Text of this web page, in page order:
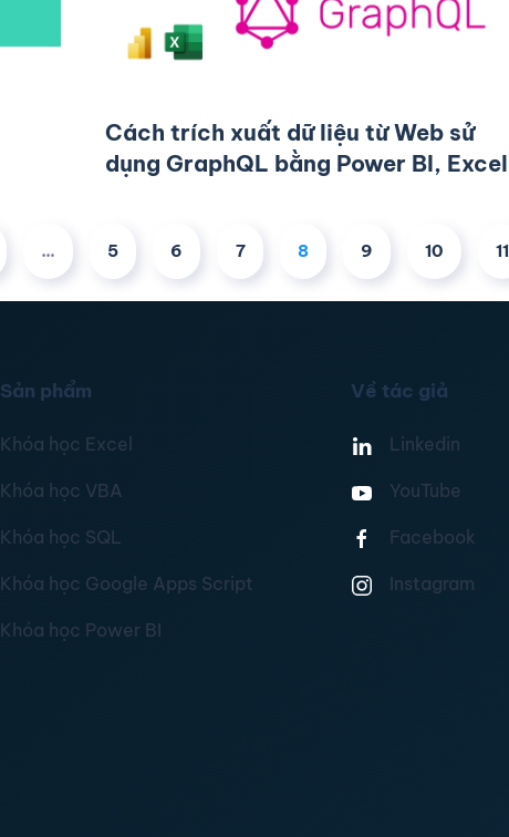
Cách trích xuất dữ liệu từ Web sử
dụng GraphQL bằng Power BI, Excel
… 5 6 7 8 9 10 11
Sản phẩm
Khóa học Excel
Khóa học VBA
Khóa học SQL
Khóa học Google Apps Script
Khóa học Power BI
Về tác giả
Linkedin
YouTube
Facebook
Instagram